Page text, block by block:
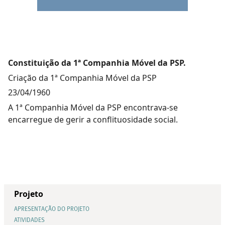
Constituição da 1ª Companhia Móvel da PSP.
Criação da 1ª Companhia Móvel da PSP
23/04/1960
A 1ª Companhia Móvel da PSP encontrava-se
encarregue de gerir a conflituosidade social.
Projeto
APRESENTAÇÃO DO PROJETO
ATIVIDADES